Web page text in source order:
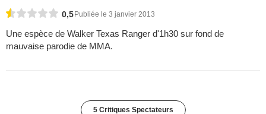
0,5 Publiée le 3 janvier 2013
Une espèce de Walker Texas Ranger d'1h30 sur fond de
mauvaise parodie de MMA.
5 Critiques Spectateurs